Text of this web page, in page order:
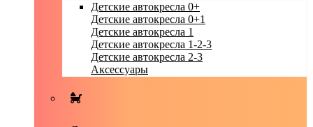
Детские автокресла 0+
Детские автокресла 0+1
Детские автокресла 1
Детские автокресла 1-2-3
Детские автокресла 2-3
Аксессуары